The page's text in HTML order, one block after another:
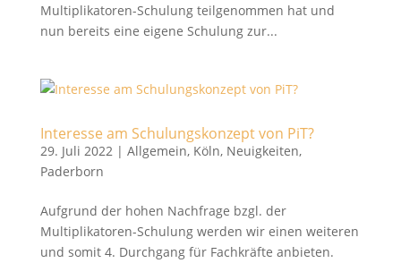
Multiplikatoren-Schulung teilgenommen hat und
nun bereits eine eigene Schulung zur...
Interesse am Schulungskonzept von PiT?
29. Juli 2022| Allgemein, Köln, Neuigkeiten,
Paderborn
Aufgrund der hohen Nachfrage bzgl. der
Multiplikatoren-Schulung werden wir einen weiteren
und somit 4. Durchgang für Fachkräfte anbieten.